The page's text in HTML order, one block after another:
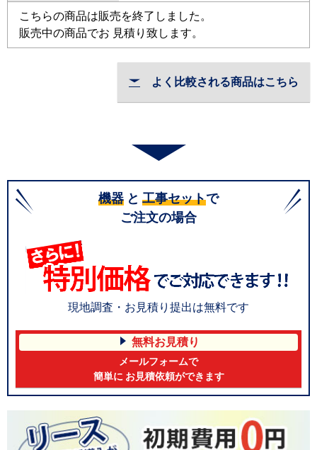
こちらの商品は販売を終了しました。
販売中の商品でお 見積り致します。
よく比較される商品はこちら
機器 と 工事セットで
ご注文の場合
現地調査・お見積り提出は無料です
無料お見積り
メールフォームで
簡単に お見積依頼ができます